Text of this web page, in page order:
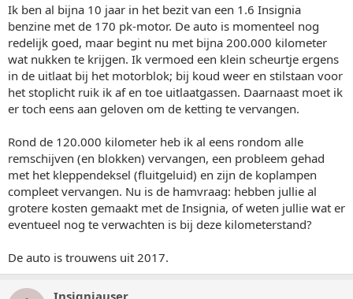
r
Ik ben al bijna 10 jaar in het bezit van een 1.6 Insignia
benzine met de 170 pk‑motor. De auto is momenteel nog
redelijk goed, maar begint nu met bijna 200.000 kilometer
wat nukken te krijgen. Ik vermoed een klein scheurtje ergens
in de uitlaat bij het motorblok; bij koud weer en stilstaan voor
het stoplicht ruik ik af en toe uitlaatgassen. Daarnaast moet ik
er toch eens aan geloven om de ketting te vervangen.
Rond de 120.000 kilometer heb ik al eens rondom alle
remschijven (en blokken) vervangen, een probleem gehad
met het kleppendeksel (fluitgeluid) en zijn de koplampen
compleet vervangen. Nu is de hamvraag: hebben jullie al
grotere kosten gemaakt met de Insignia, of weten jullie wat er
eventueel nog te verwachten is bij deze kilometerstand?
De auto is trouwens uit 2017.
Insigniauser